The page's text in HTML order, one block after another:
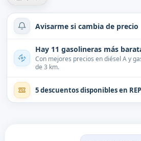
Avisarme si cambia de precio
Hay 11 gasolineras más
Con mejores precios en diésel A y
de 3 km.
5 descuentos disponibles en